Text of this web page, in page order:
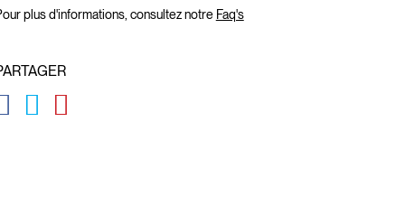
plus d'informations, consultez notre Faq's